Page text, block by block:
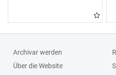
Archivar werden
Über die Website